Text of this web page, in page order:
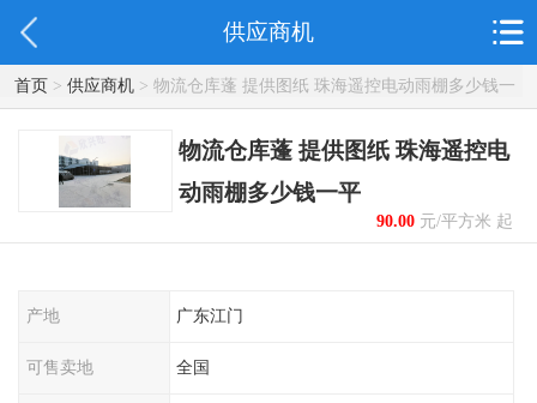
供应商机
首页> 供应商机> 物流仓库蓬 提供图纸 珠海遥控电动雨棚多少钱一
平
物流仓库蓬 提供图纸 珠海遥控电
动雨棚多少钱一平
90.00元/平方米 起
产地 广东江门
可售卖地 全国